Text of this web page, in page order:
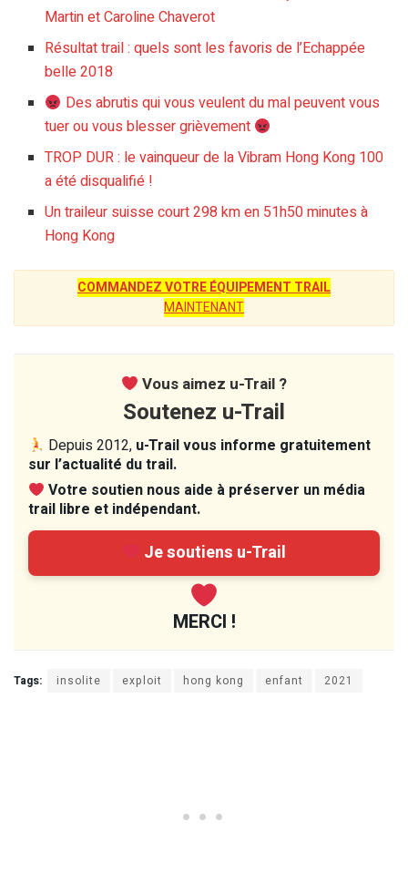
Martin et Caroline Chaverot
Résultat trail : quels sont les favoris de l’Echappée
belle 2018
Des abrutis qui vous veulent du mal peuvent vous
tuer ou vous blesser grièvement
TROP DUR : le vainqueur de la Vibram Hong Kong 100
a été disqualifié !
Un traileur suisse court 298 km en 51h50 minutes à
Hong Kong
COMMANDEZ VOTRE ÉQUIPEMENT TRAIL
MAINTENANT
Vous aimez u-Trail ?
Soutenez u-Trail
Depuis 2012, u-Trail vous informe gratuitement
sur l’actualité du trail.
Votre soutien nous aide à préserver un média
trail libre et indépendant.
Je soutiens u-Trail
MERCI !
Tags: insolite exploit hong kong enfant 2021